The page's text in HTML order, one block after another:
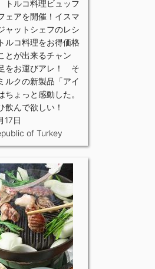
トルコ料理ビュッフ
ェアを開催！イスマ
ャットシェフのレシ
ルコ料理をお得価格
とが出来るチャン
をお運びアレ！ そ
ルクの新製品「アイ
ちょっと感動した。
飲んで欲しい！
17日
of Turkey